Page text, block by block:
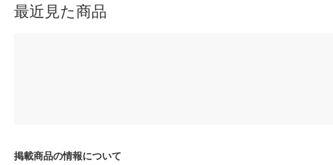
最近見た商品
掲載商品の情報について